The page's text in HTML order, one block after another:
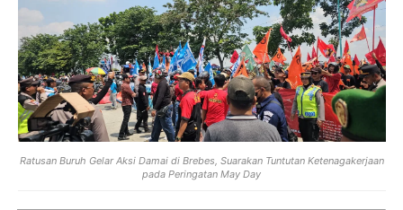
Ratusan Buruh Gelar Aksi Damai di Brebes, Suarakan Tuntutan Ketenagakerjaan
pada Peringatan May Day